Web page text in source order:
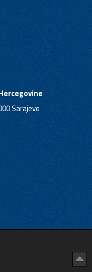
Sarajevo